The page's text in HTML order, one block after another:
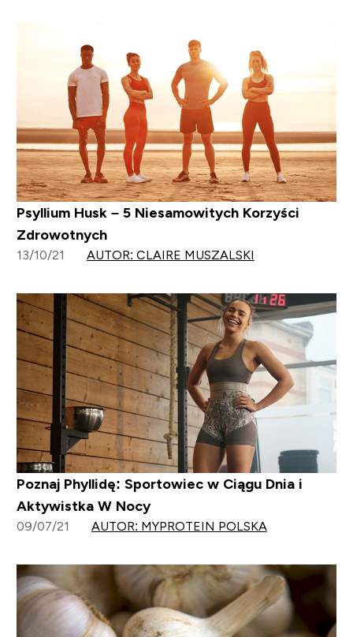
Psyllium Husk – 5 Niesamowitych Korzyści
Zdrowotnych
13/10/21 AUTOR: CLAIRE MUSZALSKI
Poznaj Phyllidę: Sportowiec w Ciągu Dnia i
Aktywistka W Nocy
09/07/21 AUTOR: MYPROTEIN POLSKA